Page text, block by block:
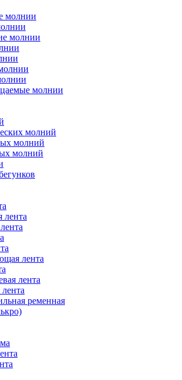
молнии
молнии
молнии
молний
молний
молний
лента
лента
лента
ременная